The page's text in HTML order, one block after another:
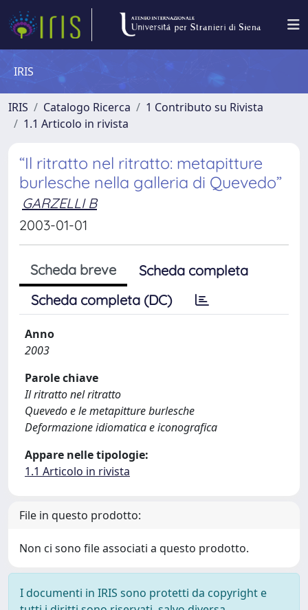
IRIS
IRIS Catalogo Ricerca
1 Contributo su Rivista
1.1 Articolo in rivista
“Il ritratto nel ritratto: metapitture
burlesche nella galleria di Quevedo”
GARZELLI B
2003-01-01
Scheda breve
Scheda completa
Scheda completa (DC)
Anno
2003
Parole chiave
Il ritratto nel ritratto
Quevedo e le metapitture burlesche
Deformazione idiomatica e iconografica
Appare nelle tipologie:
1.1 Articolo in rivista
File in questo prodotto:
Non ci sono file associati a questo prodotto.
I documenti in IRIS sono protetti da copyright e